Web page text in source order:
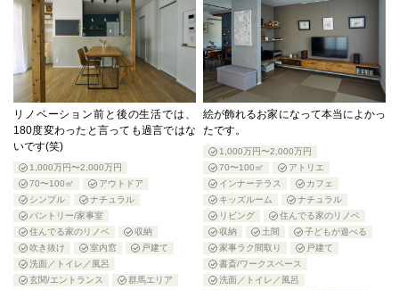
リノベーション前と後の生活では、
180度変わったと言っても過言ではな
いです(笑)
1,000万円〜2,000万円
70〜100㎡
アウトドア
シンプル
ナチュラル
パントリー/家事室
住んでる家のリノベ
収納
吹き抜け
室内窓
戸建て
洗面／トイレ／風呂
玄関/エントランス
群馬エリア
絵が飾れるお家になって本当によかっ
たです。
1,000万円〜2,000万円
70〜100㎡
アトリエ
インナーテラス
カフェ
キッズルーム
ナチュラル
リビング
住んでる家のリノベ
収納
土間
子どもが遊べる
家事ラク間取り
戸建て
書斎/ワークスペース
洗面／トイレ／風呂